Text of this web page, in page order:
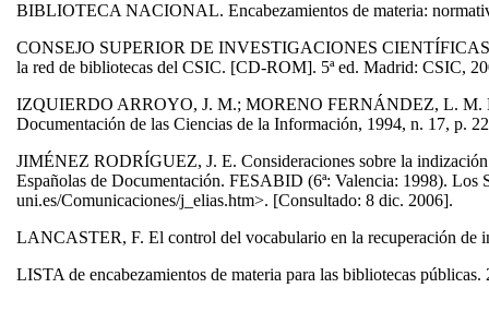
BIBLIOTECA NACIONAL. Encabezamientos de materia:
CONSEJO SUPERIOR DE INVESTIGACIONES CIENTÍFICAS.
la red de bibliotecas del CSIC. [CD-ROM]. 5ª ed. Madrid: CSIC,
IZQUIERDO ARROYO, J. M.; MORENO FERNÁNDEZ, L. M.
Documentación de las Ciencias de la Información, 1994, n. 17, p.
JIMÉNEZ RODRÍGUEZ, J. E. Consideraciones sobre la
Españolas de Documentación. FESABID (6ª: Valencia: 1998).
uni.es/Comunicaciones/j_elias.htm>. [Consultado: 8 dic. 2006].
LANCASTER, F. El control del vocabulario en la recuperación de
LISTA de encabezamientos de materia para las bibliotecas